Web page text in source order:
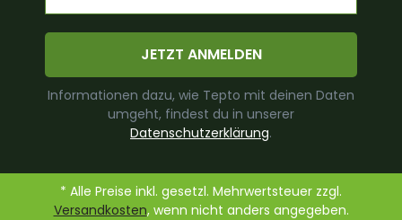
JETZT ANMELDEN
Informationen dazu, wie Tepto mit deinen Daten
umgeht, findest du in unserer
Datenschutzerklärung.
* Alle Preise inkl. gesetzl. Mehrwertsteuer zzgl.
Versandkosten, wenn nicht anders angegeben.